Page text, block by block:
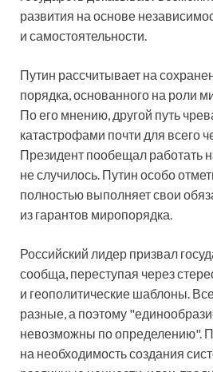
развития на основе
и самостоятельности.
Путин рассчитывает на
порядка, основанного на роли
По его мнению, другой путь
катастрофами почти для всего
Президент пообещал работать
не случилось. Путин особо
полностью выполняет свои
из гарантов миропорядка.
Российский лидер призвал
сообща, переступая через
и геополитические шаблоны.
разные, а поэтому
невозможны по определению".
на необходимость создания